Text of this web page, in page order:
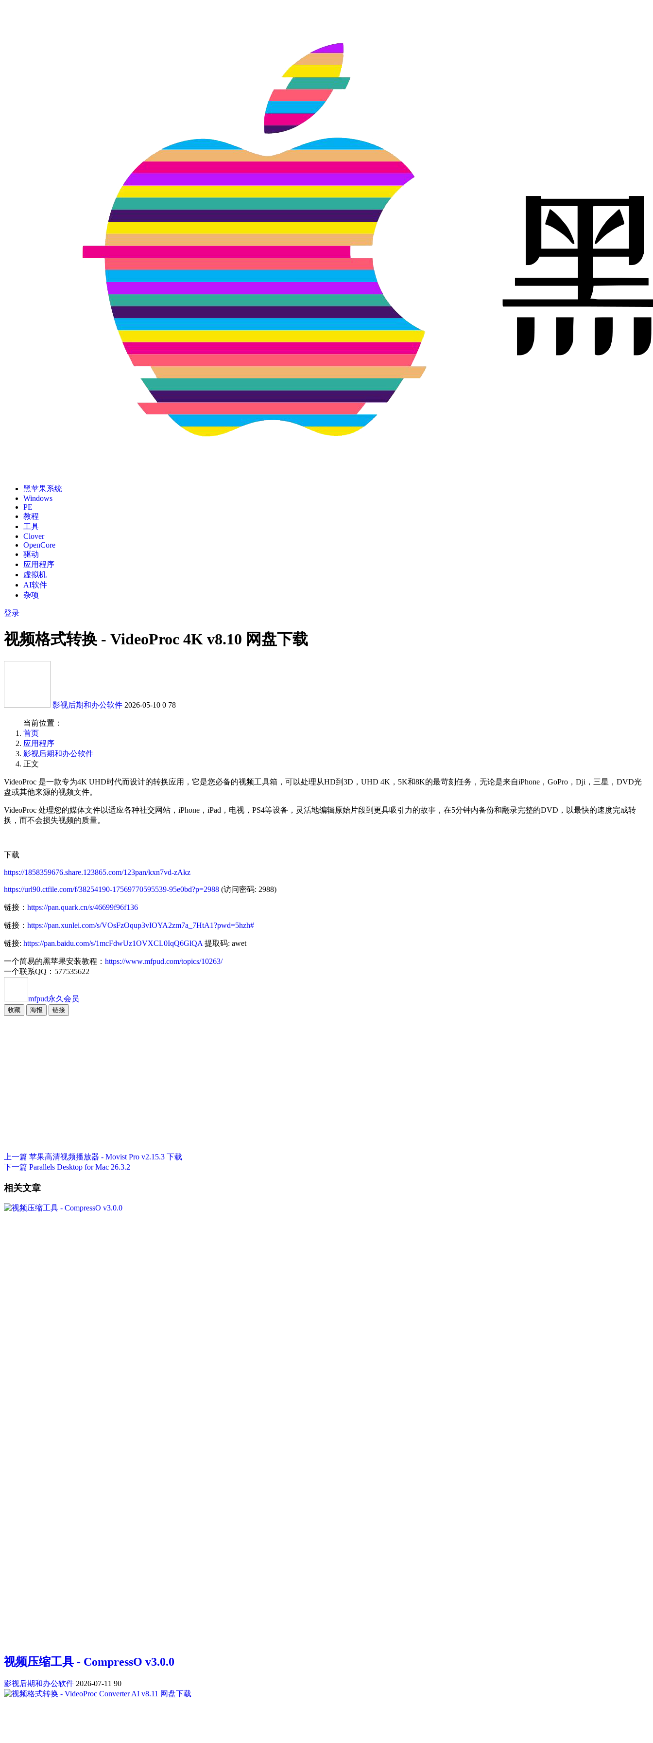
黑苹果系统
Windows
PE
教程
工具
Clover
OpenCore
驱动
应用程序
虚拟机
AI软件
杂项
登录
视频格式转换 - VideoProc 4K v8.10 网盘下载
影视后期和办公软件 2026-05-10 0 78
当前位置：
首页
应用程序
影视后期和办公软件
正文
VideoProc 是一款专为4K UHD时代而设计的转换应用，它是您必备的视频工具箱，可以处理从HD到3D，UHD 4K，5K和8K的最苛刻任务，无论是来自iPhone，GoPro，Dji，三星，DVD光
盘或其他来源的视频文件。
VideoProc 处理您的媒体文件以适应各种社交网站，iPhone，iPad，电视，PS4等设备，灵活地编辑原始片段到更具吸引力的故事，在5分钟内备份和翻录完整的DVD，以最快的速度完成转
换，而不会损失视频的质量。
下载
https://1858359676.share.123865.com/123pan/kxn7vd-zAkz
https://url90.ctfile.com/f/38254190-17569770595539-95e0bd?p=2988 (访问密码: 2988)
链接： https://pan.quark.cn/s/46699f96f136
链接： https://pan.xunlei.com/s/VOsFzOqup3vIOYA2zm7a_7HtA1?pwd=5hzh#
链接: https://pan.baidu.com/s/1mcFdwUz1OVXCL0IqQ6GlQA 提取码: awet
一个简易的黑苹果安装教程： https://www.mfpud.com/topics/10263/
一个联系QQ：577535622
mfpud永久会员
收藏 海报 链接
上一篇 苹果高清视频播放器 - Movist Pro v2.15.3 下载
下一篇 Parallels Desktop for Mac 26.3.2
相关文章
视频压缩工具 - CompressO v3.0.0
影视后期和办公软件 2026-07-11 90